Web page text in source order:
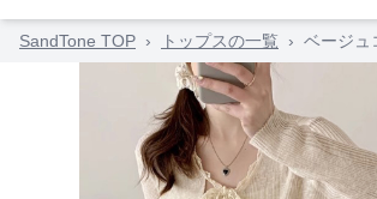
SandTone TOP › トップスの一覧 › ベージュ